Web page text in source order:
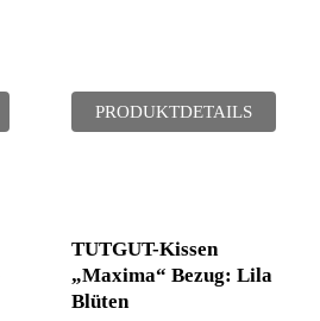
PRODUKTDETAILS
TUTGUT-Kissen
„Maxima“ Bezug: Lila
Blüten